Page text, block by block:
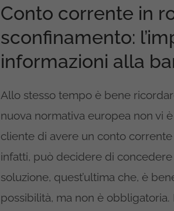
Conto corrente in
sconfinamento:
informazioni alla
Allo stesso tempo è bene
nuova normativa europea non vi
cliente di avere un conto
infatti, può decidere di
soluzione, quest’ultima che, è
possibilità, ma non è